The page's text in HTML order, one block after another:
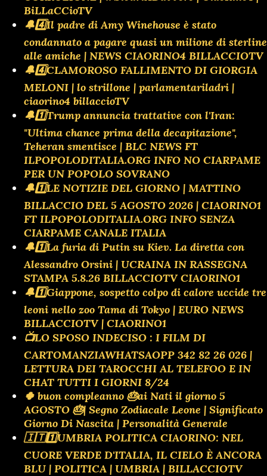
BiLLaCCioTV
🔔4️⃣Il padre di Amy Winehouse è stato
condannato a pagare quasi un milione di sterline
alle amiche | NEWS CIAORINO4 BILLACCIOTV
🔔4️⃣CLAMOROSO FALLIMENTO DI GIORGIA
MELONI | lo strillone | parlamentariladri |
ciaorino4 billaccioTV
🔔1️⃣Trump annuncia trattative con l'Iran:
"Ultima chance prima della decapitazione",
Teheran smentisce | BLC NEWS FT
ILPOPOLODITALIA.ORG INFO NO CIARPAME
PER UN POPOLO SOVRANO
🔔1️⃣LE NOTIZIE DEL GIORNO | MATTINO
BILLACCIO DEL 5 AGOSTO 2026 | CIAORINO1
FT ILPOPOLODITALIA.ORG INFO SENZA
CIARPAME CANALE ITALIA
🔔1️⃣La furia di Putin su Kiev. La diretta con
Alessandro Orsini | UCRAINA IN RASSEGNA
STAMPA 5.8.26 BILLACCIOTV CIAORINO1
🔔1️⃣Giappone, sospetto colpo di calore uccide tre
leoni nello zoo Tama di Tokyo | EURO NEWS
BILLACCIOTV | CIAORINO1
📺LO SPOSO INDECISO : I FILM DI
CARTOMANZIAWHATSAOPP 342 82 26 026 |
LETTURA DEI TAROCCHI AL TELEFOO E IN
CHAT TUTTI I GIORNI 8/24
🍀 buon compleanno 🎂ai Nati il giorno 5
AGOSTO 🎂| Segno Zodiacale Leone | Significato
Giorno Di Nascita | Personalità Generale
🇮🇹1️⃣UMBRIA POLITICA CIAORINO: NEL
CUORE VERDE D'ITALIA, IL CIELO È ANCORA
BLU | POLITICA | UMBRIA | BILLACCIOTV